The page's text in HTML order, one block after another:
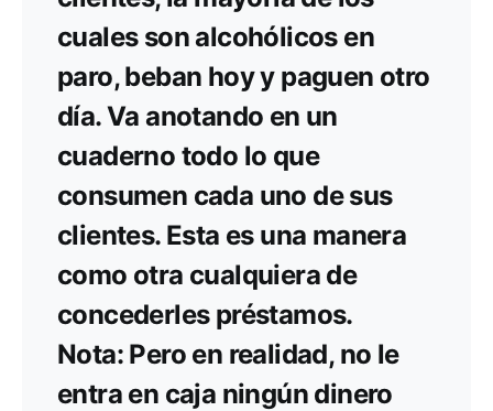
cuales son alcohólicos en
paro, beban hoy y paguen otro
día. Va anotando en un
cuaderno todo lo que
consumen cada uno de sus
clientes. Esta es una manera
como otra cualquiera de
concederles préstamos.
Nota: Pero en realidad, no le
entra en caja ningún dinero